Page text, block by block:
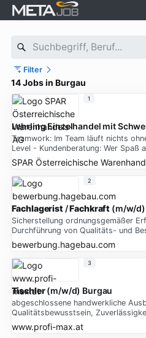
Filter
14 Jobs in Burgau
Lehrling Einzelhandel mit
Teamwork: Im Team läuft nichts
Level - Kundenberatung: Wer
SPAR Österreichische
1
Fachlagerist /Fachkraft (m/w/d)
Sicherstellung ordnungsgemäßer
Durchführung von Qualitäts- und
bewerbung.hagebau.com
2
Tischler(m/w/d) Burgau
abgeschlossene handwerkliche
Qualitätsbewusstsein,
www.profi-max.at
3